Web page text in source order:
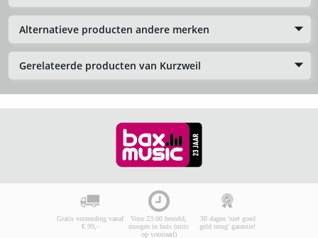
Alternatieve producten andere merken
Gerelateerde producten van Kurzweil
Gratis verzending vanaf
€ 99,-
Voor 23:00 besteld,
morgen in huis (mits
op voorraad)
30 dagen 'niet goed
geld terug' garantie!